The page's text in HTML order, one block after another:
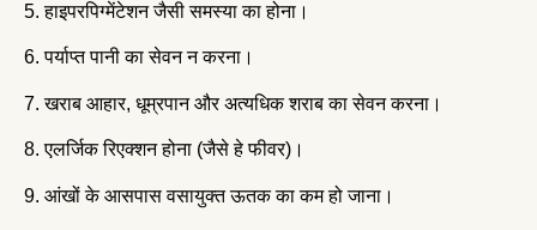
5. हाइपरपिग्मेंटेशन जैसी समस्या का होना।
6. पर्याप्त पानी का सेवन न करना।
7. खराब आहार, धूम्रपान और अत्यधिक शराब का सेवन करना।
8. एलर्जिक रिएक्शन होना (जैसे हे फीवर)।
9. आंखों के आसपास वसायुक्त ऊतक का कम हो जाना।